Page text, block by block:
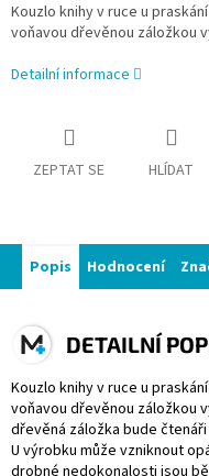
Kouzlo knihy v ruce u
voňavou dřevěnou záložkou
Detailní informace
ZEPTAT SE HLÍDAT
Popis Hodnocení
DETAILNÍ
Kouzlo knihy v ruce u
voňavou dřevěnou záložkou
dřevěná záložka bude
U výrobku může vzniknout